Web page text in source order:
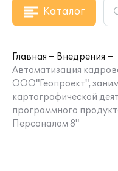
Каталог
Главная
Внедрения
Автоматизация
ООО"Геопроект",
картографической
программного
Персоналом 8"